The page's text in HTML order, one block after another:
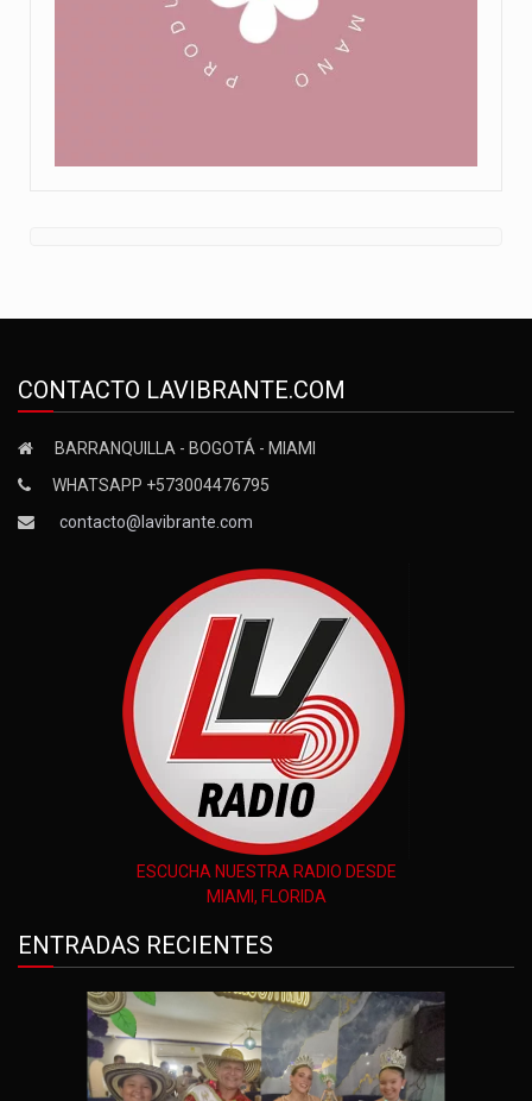
CONTACTO LAVIBRANTE.COM
BARRANQUILLA - BOGOTÁ - MIAMI
WHATSAPP +573004476795
contacto@lavibrante.com
ESCUCHA NUESTRA RADIO DESDE
MIAMI, FLORIDA
ENTRADAS RECIENTES